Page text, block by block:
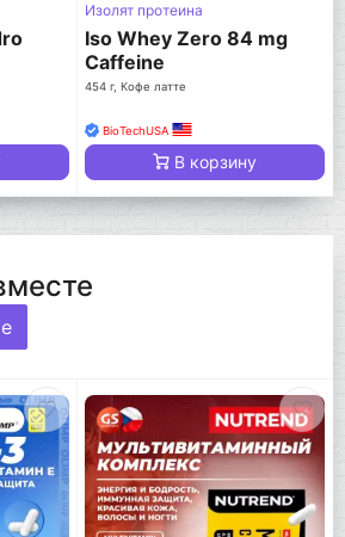
Изолят протеина
Iso Whey Zero 84 mg
Caffeine
454 г, Кофе латте
BioTechUSA
В корзину